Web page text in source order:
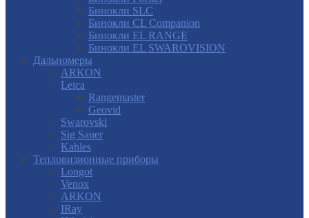
Бинокли SLC
Бинокли CL Companion
Бинокли EL RANGE
Бинокли EL SWAROVISION
Дальномеры
ARKON
Leica
Rangemaster
Geovid
Swarovski
Sig Sauer
Kahles
Тепловизионные приборы
Longot
Venox
ARKON
IRay